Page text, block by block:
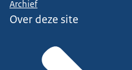
Archief
Over deze site